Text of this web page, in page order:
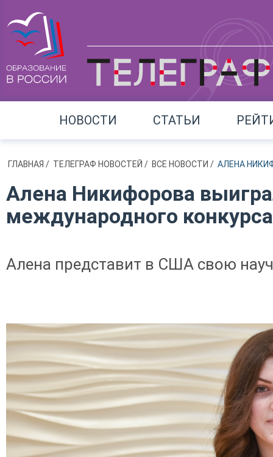
НОВОСТИ СТАТЬИ
ГЛАВНАЯ / ТЕЛЕГРАФ НОВОСТЕЙ / ВСЕ НОВОСТИ / АЛЕНА
Алена Никифорова
международного
Алена представит в США свою